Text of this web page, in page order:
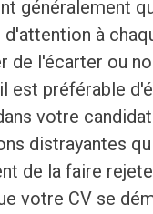
généralement
à
de l'écarter ou
est préférable
votre
distrayantes
de la faire
votre CV se